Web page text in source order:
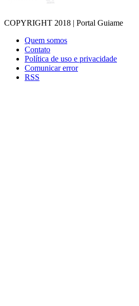
COPYRIGHT 2018 | Portal Guiame
Quem somos
Contato
Política de uso e privacidade
Comunicar error
RSS